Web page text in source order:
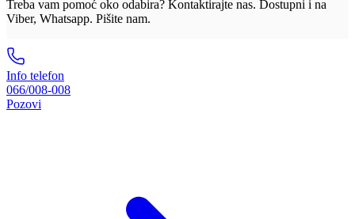
Treba vam pomoć oko odabira? Kontaktirajte nas. Dostupni i na
Viber, Whatsapp. Pišite nam.
Info telefon
066/008-008
Pozovi